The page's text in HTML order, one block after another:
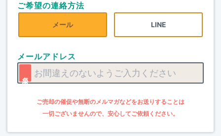
ご希望の連絡方法
メール LINE
メールアドレス